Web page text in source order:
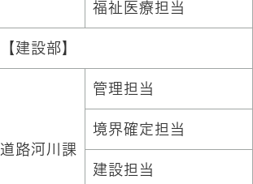
福祉医療担当
【建設部】
道路河川課
管理担当
境界確定担当
建設担当